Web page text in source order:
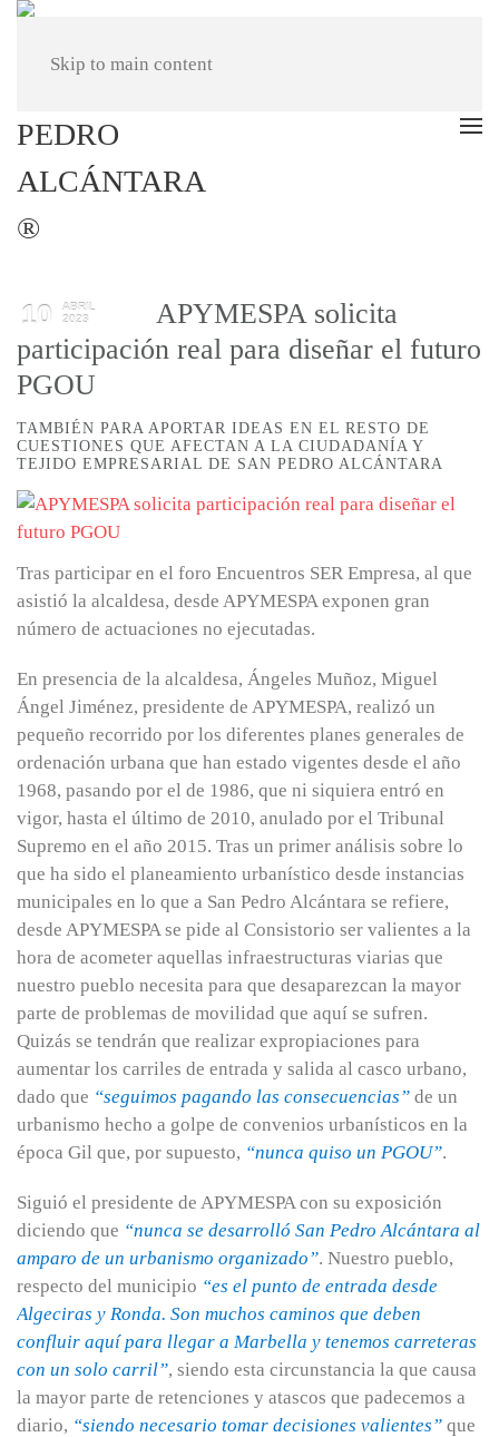
Skip to main content
10
ABRIL
2023
APYMESPA solicita
participación real para diseñar el futuro
PGOU
TAMBIÉN PARA APORTAR IDEAS EN EL RESTO DE
CUESTIONES QUE AFECTAN A LA CIUDADANÍA Y
TEJIDO EMPRESARIAL DE SAN PEDRO ALCÁNTARA
Tras participar en el foro Encuentros SER Empresa, al que
asistió la alcaldesa, desde APYMESPA exponen gran
número de actuaciones no ejecutadas.
En presencia de la alcaldesa, Ángeles Muñoz, Miguel
Ángel Jiménez, presidente de APYMESPA, realizó un
pequeño recorrido por los diferentes planes generales de
ordenación urbana que han estado vigentes desde el año
1968, pasando por el de 1986, que ni siquiera entró en
vigor, hasta el último de 2010, anulado por el Tribunal
Supremo en el año 2015. Tras un primer análisis sobre lo
que ha sido el planeamiento urbanístico desde instancias
municipales en lo que a San Pedro Alcántara se refiere,
desde APYMESPA se pide al Consistorio ser valientes a la
hora de acometer aquellas infraestructuras viarias que
nuestro pueblo necesita para que desaparezcan la mayor
parte de problemas de movilidad que aquí se sufren.
Quizás se tendrán que realizar expropiaciones para
aumentar los carriles de entrada y salida al casco urbano,
dado que “seguimos pagando las consecuencias” de un
urbanismo hecho a golpe de convenios urbanísticos en la
época Gil que, por supuesto, “nunca quiso un PGOU”.
Siguió el presidente de APYMESPA con su exposición
diciendo que “nunca se desarrolló San Pedro Alcántara al
amparo de un urbanismo organizado”. Nuestro pueblo,
respecto del municipio “es el punto de entrada desde
Algeciras y Ronda. Son muchos caminos que deben
confluir aquí para llegar a Marbella y tenemos carreteras
con un solo carril”, siendo esta circunstancia la que causa
la mayor parte de retenciones y atascos que padecemos a
diario, “siendo necesario tomar decisiones valientes” que